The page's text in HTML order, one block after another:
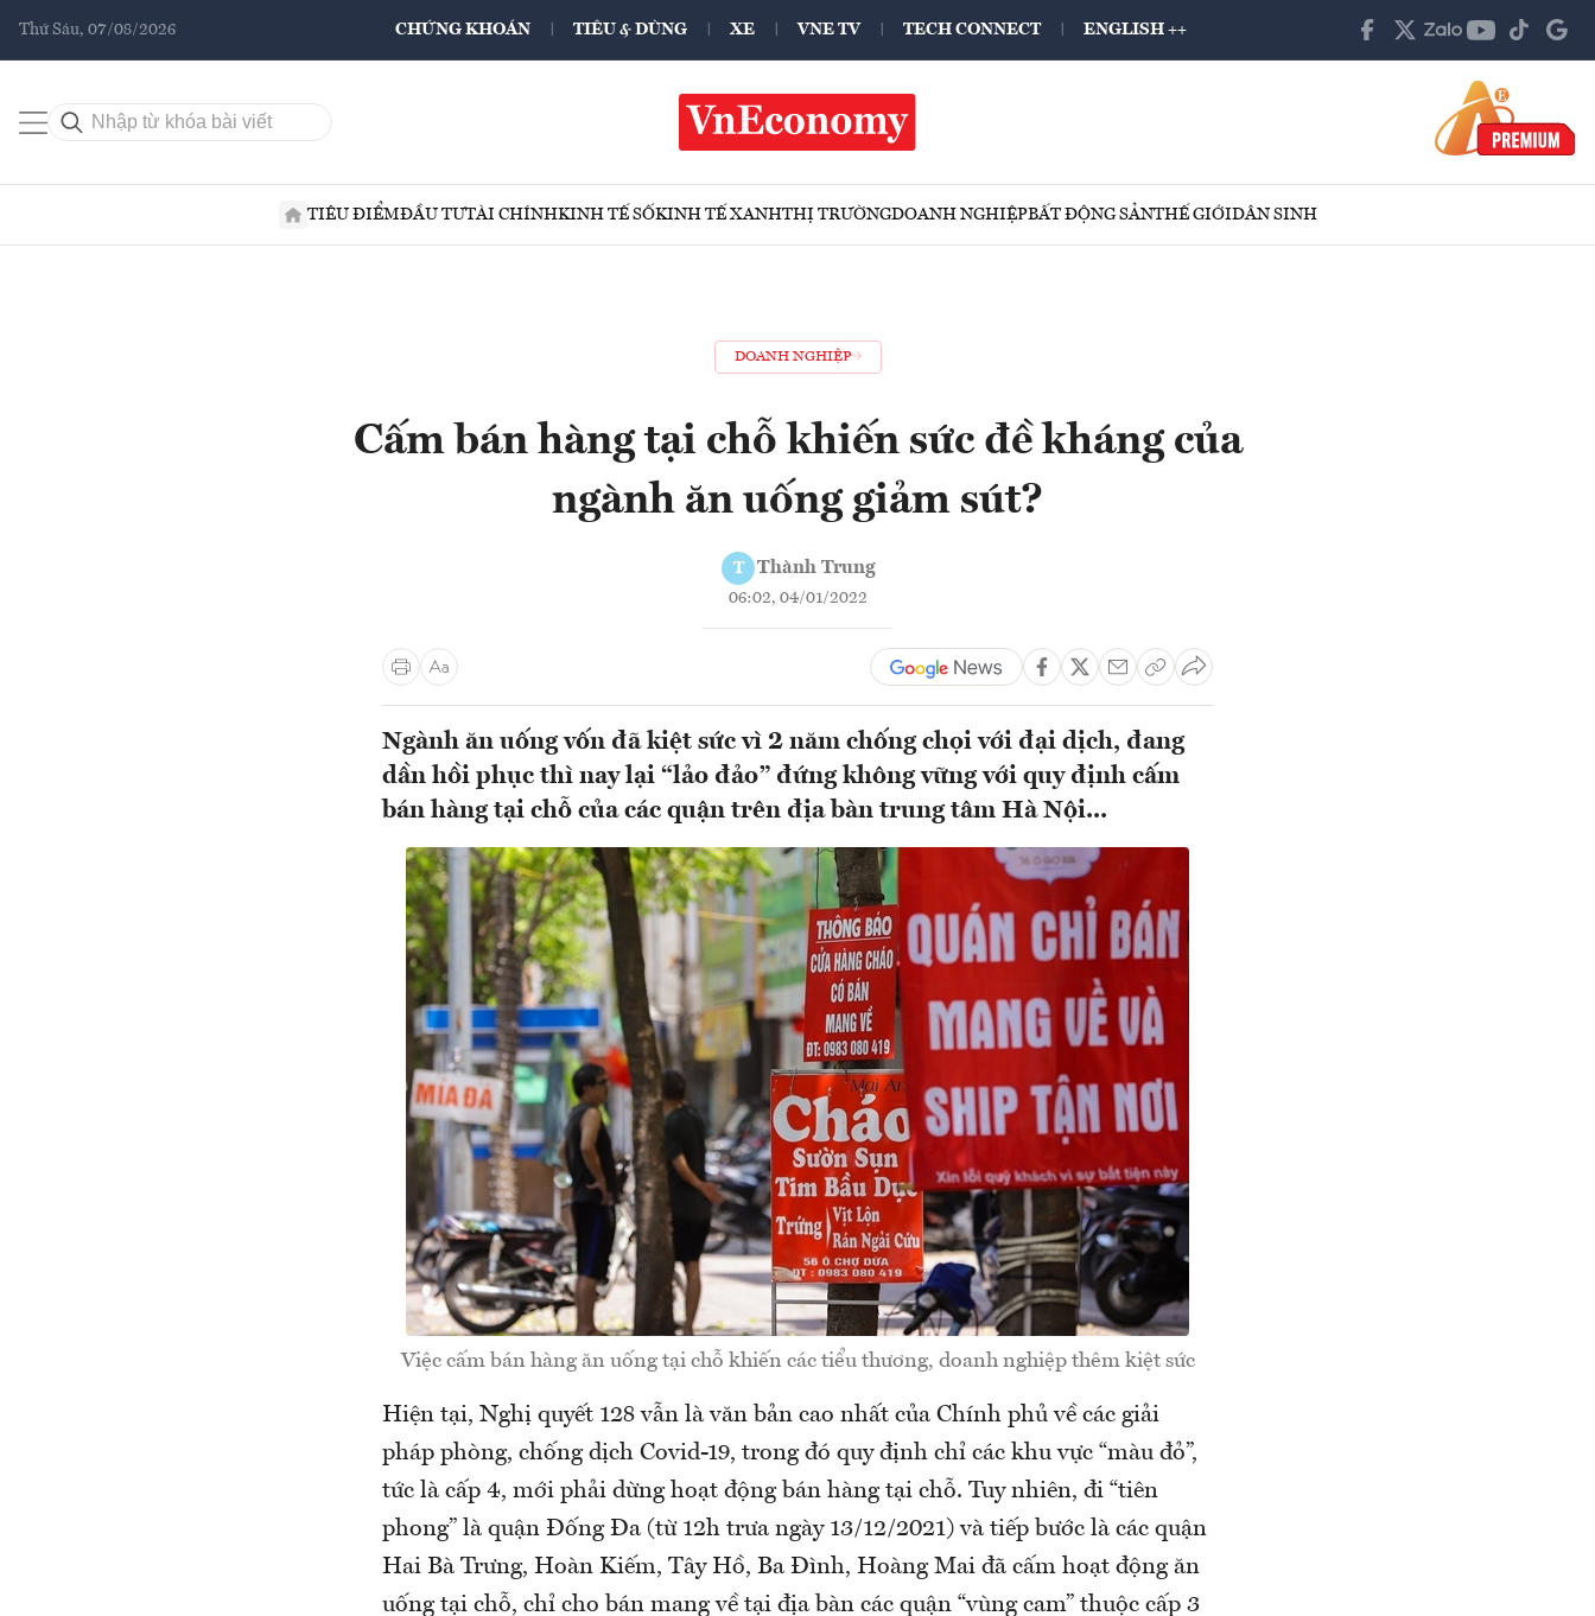
Thứ Sáu, 07/08/2026 CHỨNG KHOÁN TIÊU & DÙNG XE VNE TV TECH CONNECT ENGLISH ++
TIÊU ĐIỂMĐẦU TƯTÀI CHÍNHKINH TẾ SỐKINH TẾ XANHTHỊ TRƯỜNGDOANH NGHIỆPBẤT ĐỘNG SẢNTHẾ GIỚIDÂN SINH
DOANH NGHIỆP
Cấm bán hàng tại chỗ khiến sức đề kháng của
ngành ăn uống giảm sút?
T Thành Trung
06:02, 04/01/2022
Ngành ăn uống vốn đã kiệt sức vì 2 năm chống chọi với đại dịch, đang
dần hồi phục thì nay lại “lảo đảo” đứng không vững với quy định cấm
bán hàng tại chỗ của các quận trên địa bàn trung tâm Hà Nội...
Việc cấm bán hàng ăn uống tại chỗ khiến các tiểu thương, doanh nghiệp thêm kiệt sức
Hiện tại, Nghị quyết 128 vẫn là văn bản cao nhất của Chính phủ về các giải
pháp phòng, chống dịch Covid-19, trong đó quy định chỉ các khu vực “màu đỏ”,
tức là cấp 4, mới phải dừng hoạt động bán hàng tại chỗ. Tuy nhiên, đi “tiên
phong” là quận Đống Đa (từ 12h trưa ngày 13/12/2021) và tiếp bước là các quận
Hai Bà Trưng, Hoàn Kiếm, Tây Hồ, Ba Đình, Hoàng Mai đã cấm hoạt động ăn
uống tại chỗ, chỉ cho bán mang về tại địa bàn các quận “vùng cam” thuộc cấp 3